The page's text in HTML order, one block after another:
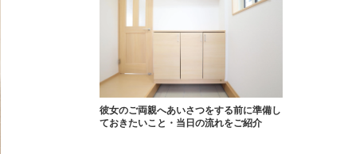
彼女のご両親へあいさつをする前に準備し
ておきたいこと・当日の流れをご紹介